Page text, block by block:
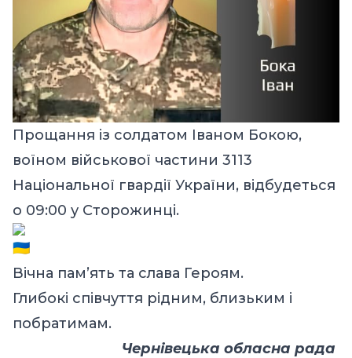
Прощання із солдатом Іваном Бокою,
воїном військової частини 3113
Національної гвардії України, відбудеться
о 09:00 у Сторожинці.
Вічна пам’ять та слава Героям.
Глибокі співчуття рідним, близьким і
побратимам.
Чернівецька обласна рада